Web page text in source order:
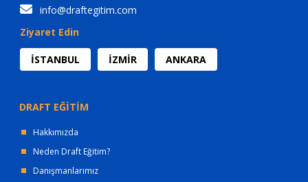
info@draftegitim.com
Ziyaret Edin
İSTANBUL İZMİR ANKARA
DRAFT EĞİTİM
Hakkımızda
Neden Draft Eğitim?
Danışmanlarımız